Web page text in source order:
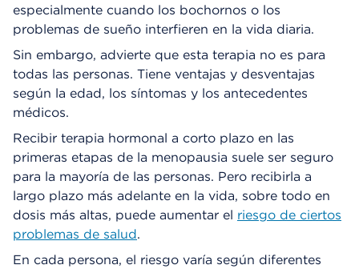
especialmente cuando los bochornos o los
problemas de sueño interfieren en la vida diaria.
Sin embargo, advierte que esta terapia no es para
todas las personas. Tiene ventajas y desventajas
según la edad, los síntomas y los antecedentes
médicos.
Recibir terapia hormonal a corto plazo en las
primeras etapas de la menopausia suele ser seguro
para la mayoría de las personas. Pero recibirla a
largo plazo más adelante en la vida, sobre todo en
dosis más altas, puede aumentar el riesgo de ciertos
problemas de salud.
En cada persona, el riesgo varía según diferentes